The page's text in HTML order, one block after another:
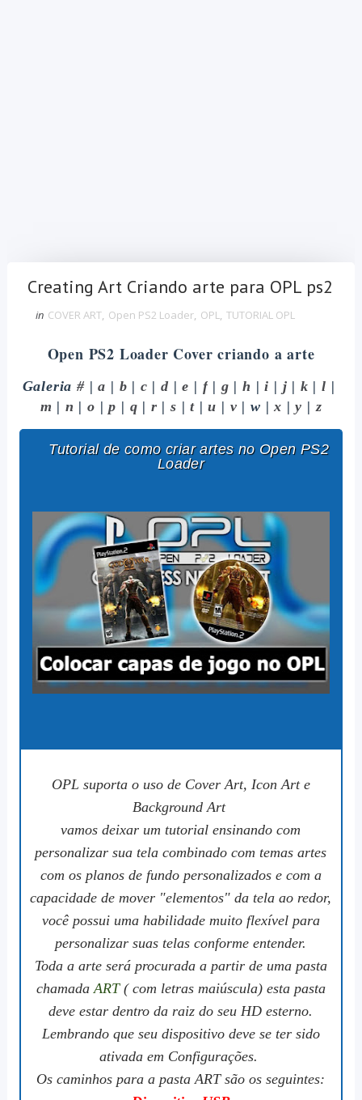
Creating Art Criando arte para OPL ps2
in COVER ART, Open PS2 Loader, OPL, TUTORIAL OPL
Open PS2 Loader Cover criando a arte
Galeria# | a | b | c | d | e | f | g | h | i | j | k | l |
m | n | o | p | q | r | s | t | u | v | w | x | y | z
Tutorial de como criar artes no Open PS2
Loader
OPL suporta o uso de Cover Art, Icon Art e
Background Art
vamos deixar um tutorial ensinando com
personalizar sua tela combinado com temas artes
com os planos de fundo personalizados e com a
capacidade de mover "elementos" da tela ao redor,
você possui uma habilidade muito flexível para
personalizar suas telas conforme entender.
Toda a arte será procurada a partir de uma pasta
chamadaART ( com letras maiúscula) esta pasta
deve estar dentro da raiz do seu HD esterno.
Lembrando que seu dispositivo deve se ter sido
ativada em Configurações.
Os caminhos para a pasta ART são os seguintes: